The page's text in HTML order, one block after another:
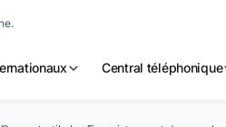
Central téléphonique